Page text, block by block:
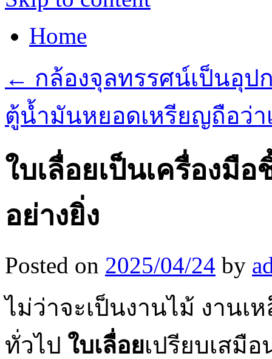
Home
← กล้องจุลทรรศน์เป็นอุ
ตู้น้ำมันหยอดเหรียญถือว่
ใบเลื่อยเป็นเครื่อง
อย่างยิ่ง
Posted on 2025/04/24 by
ไม่ว่าจะเป็นงานไม้ งานเ
ทั่วไป ใบเลื่อยเปรียบเสมื